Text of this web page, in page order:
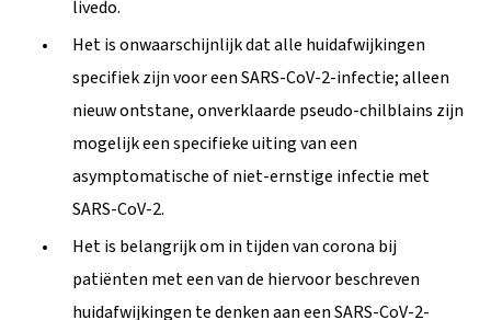
livedo.
Het is onwaarschijnlijk dat alle huidafwijkingen
specifiek zijn voor een SARS-CoV-2-infectie; alleen
nieuw ontstane, onverklaarde pseudo-chilblains zijn
mogelijk een specifieke uiting van een
asymptomatische of niet-ernstige infectie met
SARS-CoV-2.
Het is belangrijk om in tijden van corona bij
patiënten met een van de hiervoor beschreven
huidafwijkingen te denken aan een SARS-CoV-2-